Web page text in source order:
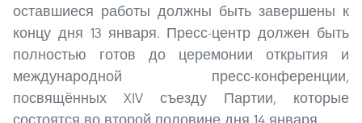
оставшиеся работы должны быть завершены к
концу дня 13 января. Пресс-центр должен быть
полностью готов до церемонии открытия и
международной пресс-конференции,
посвящённых XIV съезду Партии, которые